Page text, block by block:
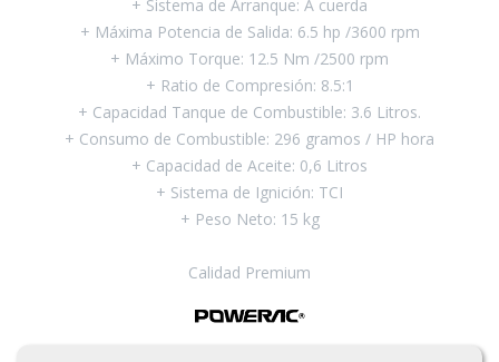
+ Sistema de Arranque: A cuerda
+ Máxima Potencia de Salida: 6.5 hp /3600 rpm
+ Máximo Torque: 12.5 Nm /2500 rpm
+ Ratio de Compresión: 8.5:1
+ Capacidad Tanque de Combustible: 3.6 Litros.
+ Consumo de Combustible: 296 gramos / HP hora
+ Capacidad de Aceite: 0,6 Litros
+ Sistema de Ignición: TCI
+ Peso Neto: 15 kg
Calidad Premium
Pinturas y Accesorios
Piscinas e Inflables
Soldadoras y Accesorios